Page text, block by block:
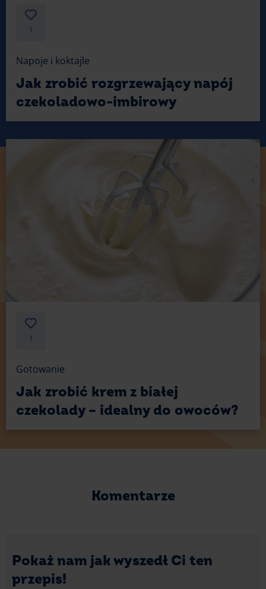
1
Napoje i koktajle
Jak zrobić rozgrzewający napój
czekoladowo-imbirowy
1
Gotowanie
Jak zrobić krem z białej
czekolady – idealny do owoców?
Komentarze
Pokaż nam jak wyszedł Ci ten
przepis!